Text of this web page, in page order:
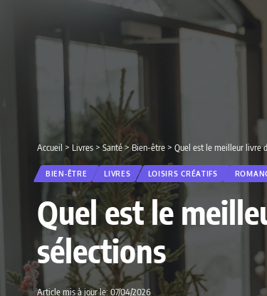
Accueil > Livres> Santé>Bien-être> Quel est le meilleur livre
BIEN-ÊTRE LIVRES LOISIRS CRÉATIFS
Quel est le
sélections
Article mis à jour le: 07/04/2026